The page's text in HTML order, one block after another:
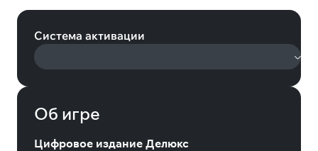
Система активации
Об игре
Цифровое издание Делюкс